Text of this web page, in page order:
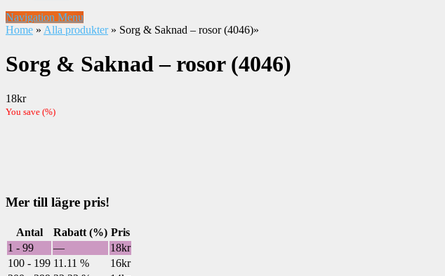
Navigation Menu
Home » Alla produkter » Sorg & Saknad – rosor (4046)»
Sorg & Saknad – rosor (4046)
18kr
You save (%)
Mer till lägre pris!
Antal Rabatt (%) Pris
1 - 99
— 18kr
100 - 199 11.11 % 16kr